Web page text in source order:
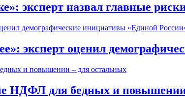
эксперт назвал главные
эксперт оценил
НДФЛ для бедных и